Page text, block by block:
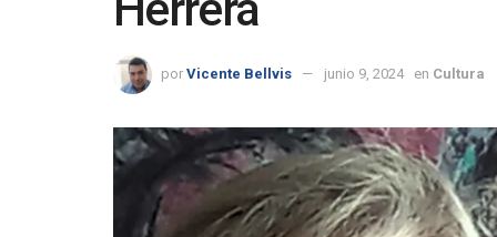
por Vicente Bellvis junio 9, 2024 en Cultura